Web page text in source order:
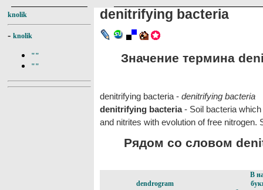
knolik
- knolik
""
""
denitrifying bacteria
Значение термина
denitrifying bacteria - denitrifying bacteria
denitrifying bacteria- Soil bacteria
and nitrites with evolution of free nitrogen.
Рядом со словом
dendrogram
В